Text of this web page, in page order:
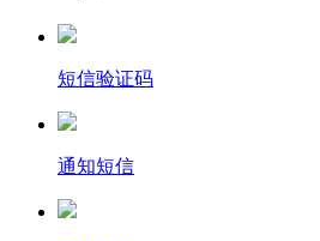
短信验证码
通知短信